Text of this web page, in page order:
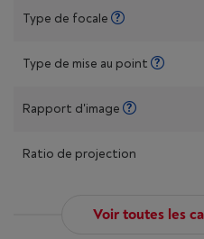
Type de focale
Type de mise au point
Rapport d'image
Ratio de projection
Voir toutes les